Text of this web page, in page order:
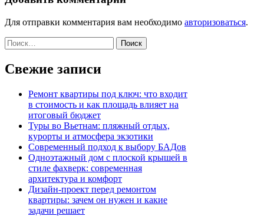
Для отправки комментария вам необходимо авторизоваться.
Найти:
Свежие записи
Ремонт квартиры под ключ: что входит
в стоимость и как площадь влияет на
итоговый бюджет
Туры во Вьетнам: пляжный отдых,
курорты и атмосфера экзотики
Современный подход к выбору БАДов
Одноэтажный дом с плоской крышей в
стиле фахверк: современная
архитектура и комфорт
Дизайн-проект перед ремонтом
квартиры: зачем он нужен и какие
задачи решает